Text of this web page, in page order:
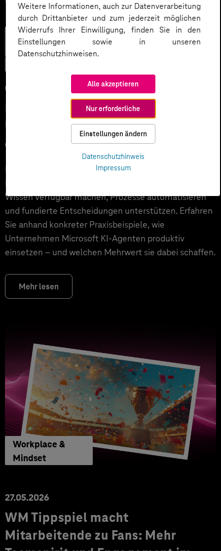
Weitere Informationen, auch zur Datenverarbeitung
durch Drittanbieter und zum jederzeit möglichen
Widerrufs Ihrer Einwilligung, finden Sie in den
Einstellungen sowie in unseren
Datenschutzhinweisen.
Alle akzeptieren
Nur erforderliche
Einstellungen ändern
Datenschutzhinweis
Impressum
Künstliche
Intelligenz
04.06.2026
Microsoft KI-Agenten: Wie
Unternehmen über Copilot hinaus
echten Mehrwert schaffen
Microsoft 365 Copilot ist für viele Unternehmen der
Einstieg in KI. Der nächste Schritt sind KI-Agenten, die
Wissen verfügbar machen, Prozesse automatisieren
und fundierte Entscheidungen unterstützen. Erfahren
Sie anhand konkreter Praxisbeispiele, wie
Unternehmen Microsoft KI-Agenten produktiv
einsetzen – und welchen Mehrwert sie dabei schaffen.
Mehr lesen
Workplace &
Mindset
27.05.2026
WM Tippspiel macht
Mitarbeitende zu Fans: Mehr